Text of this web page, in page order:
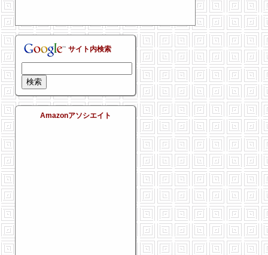
サイト内検索
Amazonアソシエイト